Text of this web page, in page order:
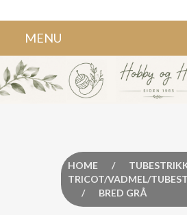
HOME
/
TRICOT/VADMEL/
/
BRED GRÅ